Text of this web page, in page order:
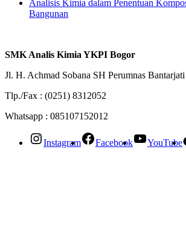
Analisis Kimia dalam Penentuan
Bangunan
SMK Analis Kimia YKPI Bogor
Jl. H. Achmad Sobana SH Perumnas
Tlp./Fax : (0251) 8312052
Whatsapp : 085107152012
Instagram Facebook YouTube